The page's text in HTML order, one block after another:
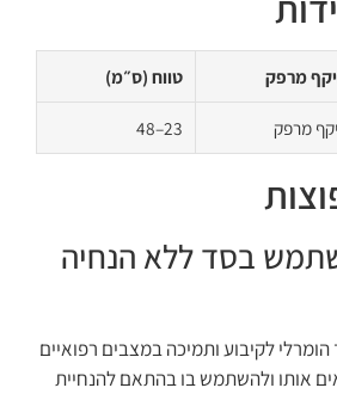
מרפק טווח (ס״מ)
מרפק 23–48
בסד ללא הנחיה
לקיבוע ותמיכה במצבים רפואיים
אותו ולהשתמש בו בהתאם להנחיית